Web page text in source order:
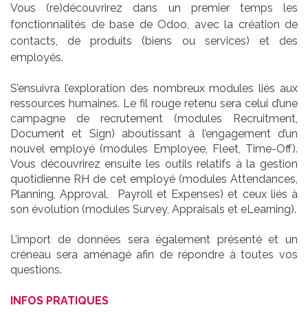
Vous (re)découvrirez dans un premier temps les
fonctionnalités de base de Odoo, avec la création de
contacts, de produits (biens ou services) et des
employés.
S’ensuivra l’exploration des nombreux modules liés aux
ressources humaines. Le fil rouge retenu sera celui d’une
campagne de recrutement (modules Recruitment,
Document et Sign) aboutissant à l’engagement d’un
nouvel employé (modules Employee, Fleet, Time-Off).
Vous découvrirez ensuite les outils relatifs à la gestion
quotidienne RH de cet employé (modules Attendances,
Planning, Approval, Payroll et Expenses) et ceux liés à
son évolution (modules Survey, Appraisals et eLearning).
L’import de données sera également présenté et un
créneau sera aménagé afin de répondre à toutes vos
questions.
INFOS PRATIQUES